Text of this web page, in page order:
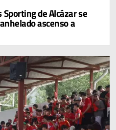
Sporting de Alcázar se
ascenso a